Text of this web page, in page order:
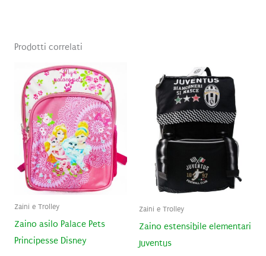
Prodotti correlati
Zaini e Trolley
Zaino asilo Palace Pets
Principesse Disney
Zaini e Trolley
Zaino estensibile elementari
Juventus